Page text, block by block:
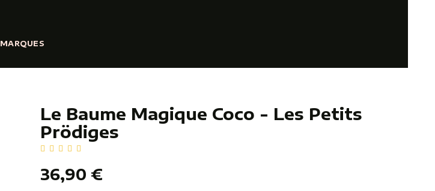
MARQUES
Le Baume Magique Coco - Les Petits
Prödiges
36,90 €